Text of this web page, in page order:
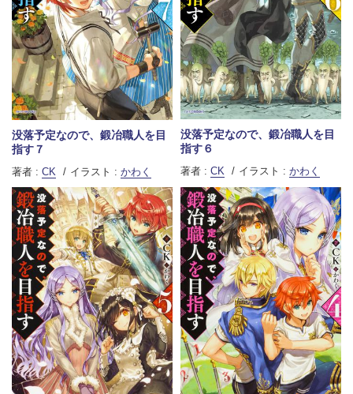
没落予定なので、鍛冶職人を目
指す７
著者 : CK イラスト : かわく
没落予定なので、鍛冶職人を目
指す６
著者 : CK イラスト : かわく